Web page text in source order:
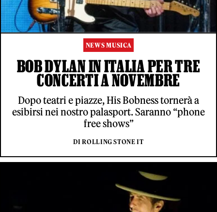
NEWS MUSICA
BOB DYLAN IN ITALIA PER TRE
CONCERTI A NOVEMBRE
Dopo teatri e piazze, His Bobness tornerà a
esibirsi nei nostro palasport. Saranno “phone
free shows”
DI ROLLING STONE IT